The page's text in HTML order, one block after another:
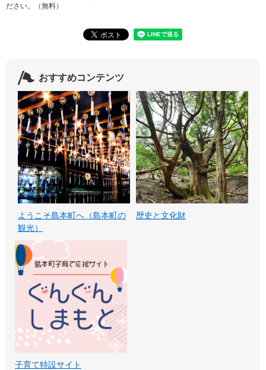
ださい。（無料）
おすすめコンテンツ
ようこそ島本町へ（島本町の
観光）
歴史と文化財
子育て特設サイト